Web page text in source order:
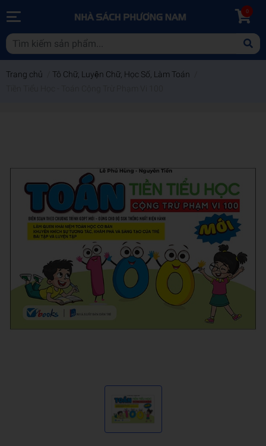
0
Trang chủ Tô Chữ, Luyện Chữ, Học Số, Làm Toán